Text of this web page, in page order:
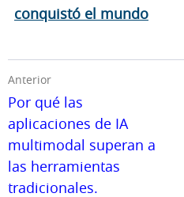
conquistó el mundo
Anterior
Por qué las
aplicaciones de IA
multimodal superan a
las herramientas
tradicionales.